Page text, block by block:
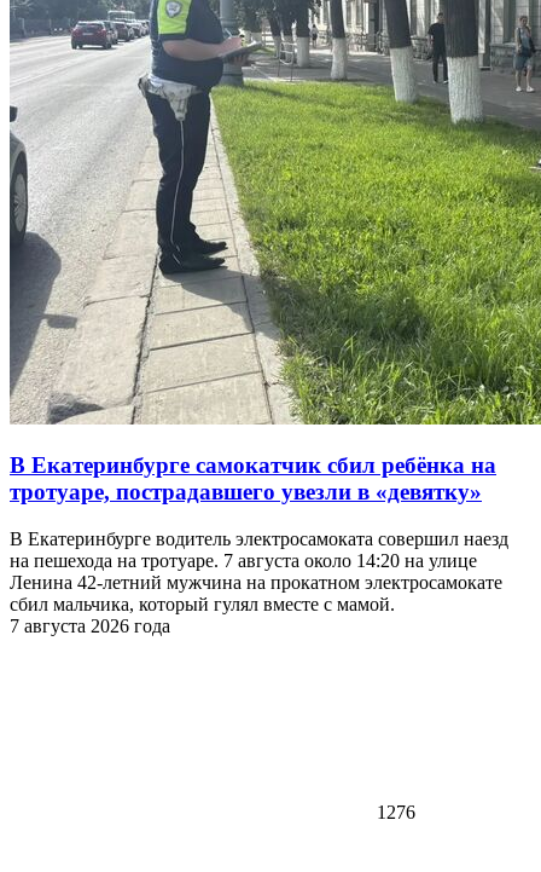
В Екатеринбурге самокатчик сбил ребёнка на
тротуаре, пострадавшего увезли в «девятку»
В Екатеринбурге водитель электросамоката совершил наезд
на пешехода на тротуаре. 7 августа около 14:20 на улице
Ленина 42-летний мужчина на прокатном электросамокате
сбил мальчика, который гулял вместе с мамой.
7 августа 2026 года
1276